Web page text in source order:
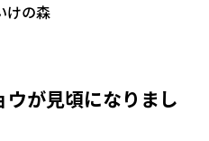
けの森
が見頃になりまし